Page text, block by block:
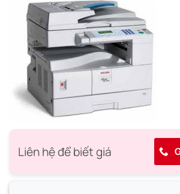
Liên hệ để biết giá